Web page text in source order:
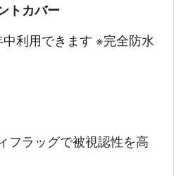
トカバー
利用できます ※完全防水
フラッグで被視認性を高